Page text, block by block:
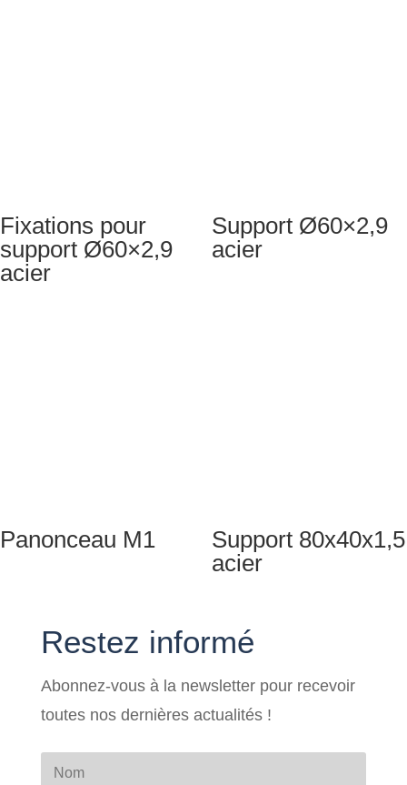
Fixations pour
support Ø60×2,9
acier
Support Ø60×2,9
acier
Panonceau M1
Support 80x40x1,5
acier
Restez informé
Abonnez-vous à la newsletter pour recevoir
toutes nos dernières actualités !